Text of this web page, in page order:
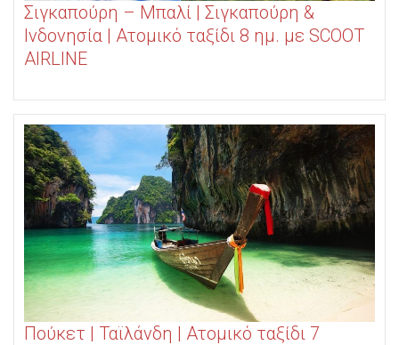
Σιγκαπούρη – Μπαλί | Σιγκαπούρη &
Ινδονησία | Ατομικό ταξίδι 8 ημ. με SCOOT
AIRLINE
Πούκετ | Ταϊλάνδη | Ατομικό ταξίδι 7